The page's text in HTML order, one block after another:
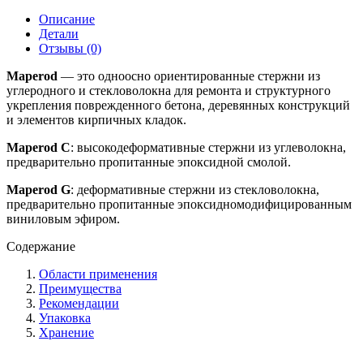
Описание
Детали
Отзывы (0)
Maperod — это одноосно ориентированные стержни из
углеродного и стекловолокна для ремонта и структурного
укрепления поврежденного бетона, деревянных конструкций
и элементов кирпичных кладок.
Maperod C: высокодеформативные стержни из углеволокна,
предварительно пропитанные эпоксидной смолой.
Maperod G: деформативные стержни из стекловолокна,
предварительно пропитанные эпоксидномодифицированным
виниловым эфиром.
Содержание
Области применения
Преимущества
Рекомендации
Упаковка
Хранение